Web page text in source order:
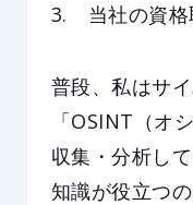
当社の資
普段、私はサ
「OSINT（オ
収集・分析し
知識が役立つ